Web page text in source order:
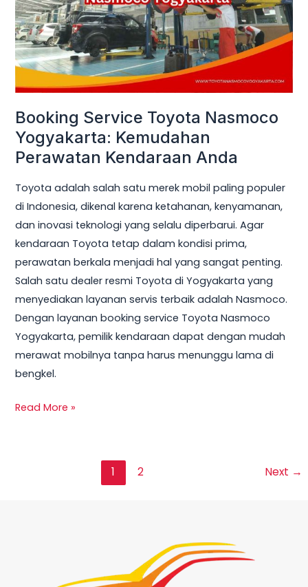
Booking Service Toyota Nasmoco
Yogyakarta: Kemudahan
Perawatan Kendaraan Anda
Toyota adalah salah satu merek mobil paling populer
di Indonesia, dikenal karena ketahanan, kenyamanan,
dan inovasi teknologi yang selalu diperbarui. Agar
kendaraan Toyota tetap dalam kondisi prima,
perawatan berkala menjadi hal yang sangat penting.
Salah satu dealer resmi Toyota di Yogyakarta yang
menyediakan layanan servis terbaik adalah Nasmoco.
Dengan layanan booking service Toyota Nasmoco
Yogyakarta, pemilik kendaraan dapat dengan mudah
merawat mobilnya tanpa harus menunggu lama di
bengkel.
Perawatan
Kendaraan
Anda
Read More »
1 2 Next →